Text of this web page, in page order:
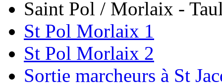
Saint Pol / Morlaix -
St Pol Morlaix 1
St Pol Morlaix 2
Sortie marcheurs à St